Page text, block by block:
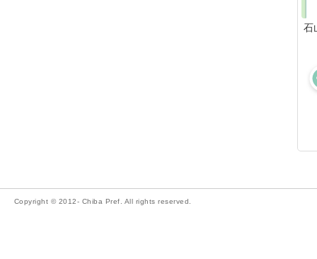
石
Copyright © 2012- Chiba Pref. All rights reserved.